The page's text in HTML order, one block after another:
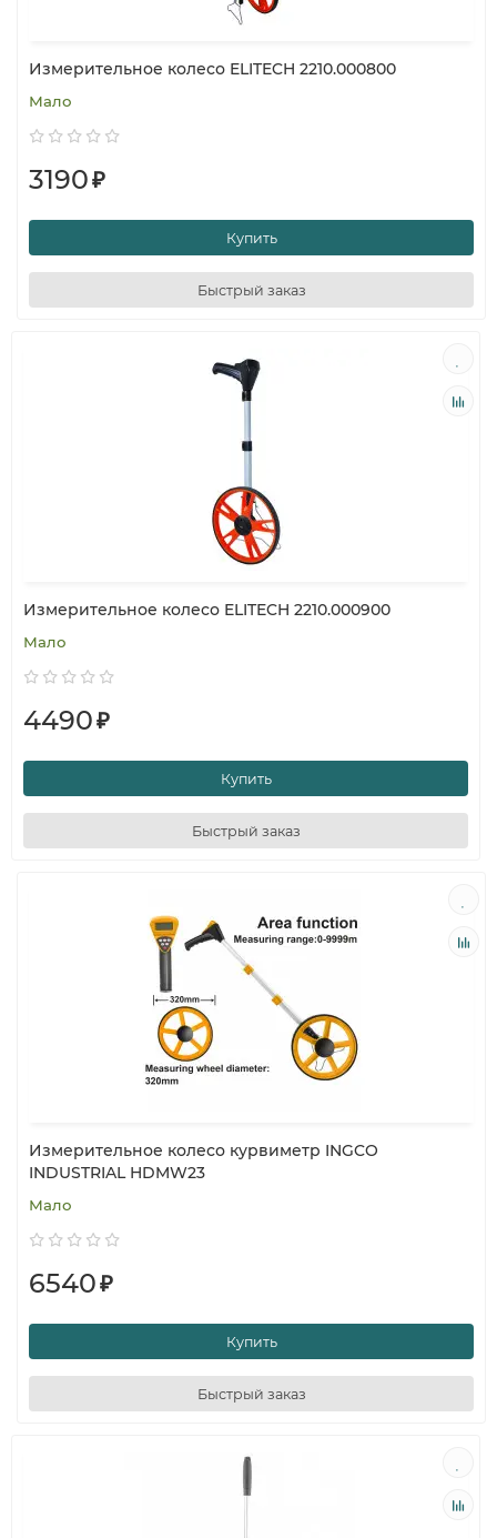
Измерительное колесо ELITECH 2210.000800
Мало
3190₽
Купить
Быстрый заказ
Измерительное колесо ELITECH 2210.000900
Мало
4490₽
Купить
Быстрый заказ
Измерительное колесо курвиметр INGCO
INDUSTRIAL HDMW23
Мало
6540₽
Купить
Быстрый заказ